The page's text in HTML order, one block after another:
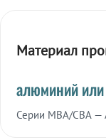
Материал
алюминий
Серии МВА/СВА —